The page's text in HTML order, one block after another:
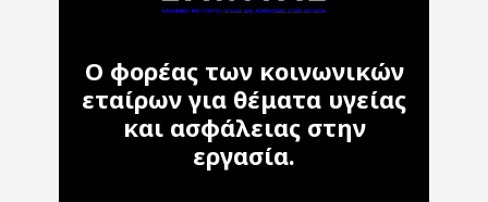
Ο φορέας των κοινωνικών
εταίρων για θέματα υγείας
και ασφάλειας στην
εργασία.